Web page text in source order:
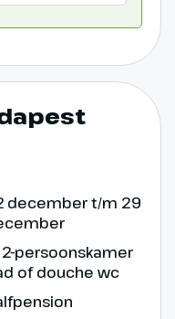
december t/m 29
2-persoonskamer
of douche wc